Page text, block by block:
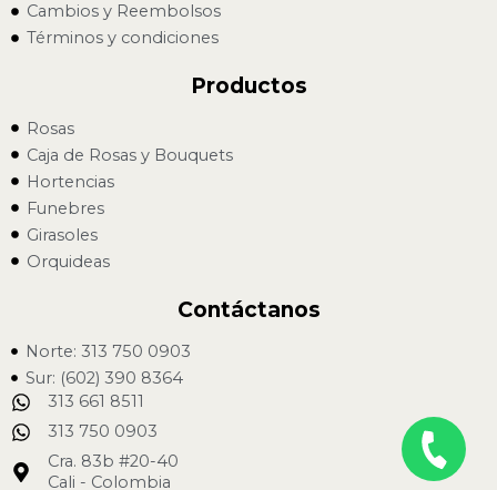
Cambios y Reembolsos
Términos y condiciones
Productos
Rosas
Caja de Rosas y Bouquets
Hortencias
Funebres
Girasoles
Orquideas
Contáctanos
Norte: 313 750 0903
Sur: (602) 390 8364
313 661 8511
313 750 0903
Cra. 83b #20-40
Cali - Colombia